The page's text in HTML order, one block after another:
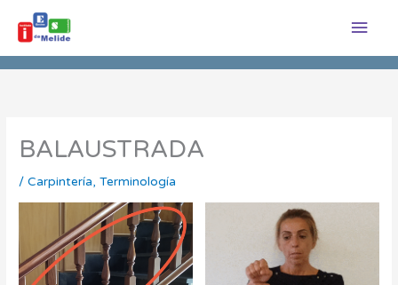
contenido
BALAUSTRADA
/Carpintería,Terminología